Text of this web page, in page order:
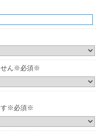
せん※必須※
す※必須※